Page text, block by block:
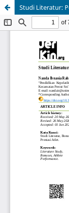
Studi Literatur: